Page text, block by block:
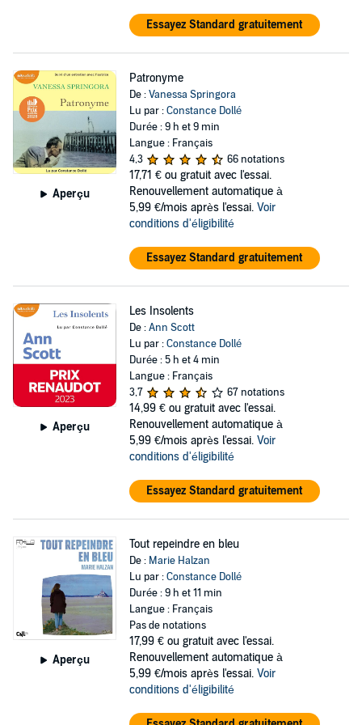
Essayez Standard gratuitement
Aperçu
Patronyme
De :Vanessa Springora
Lu par :Constance Dollé
Durée : 9 h et 9 min
Langue : Français
4,3
66 notations
17,71 € ou gratuit avec l'essai.
Renouvellement automatique à
5,99 €/mois après l'essai. Voir
conditions d'éligibilité
Essayez Standard gratuitement
Aperçu
Les Insolents
De :Ann Scott
Lu par :Constance Dollé
Durée : 5 h et 4 min
Langue : Français
3,7
67 notations
14,99 € ou gratuit avec l'essai.
Renouvellement automatique à
5,99 €/mois après l'essai. Voir
conditions d'éligibilité
Essayez Standard gratuitement
Aperçu
Tout repeindre en bleu
De : Marie Halzan
Lu par :Constance Dollé
Durée : 9 h et 11 min
Langue : Français
Pas de notations
17,99 € ou gratuit avec l'essai.
Renouvellement automatique à
5,99 €/mois après l'essai. Voir
conditions d'éligibilité